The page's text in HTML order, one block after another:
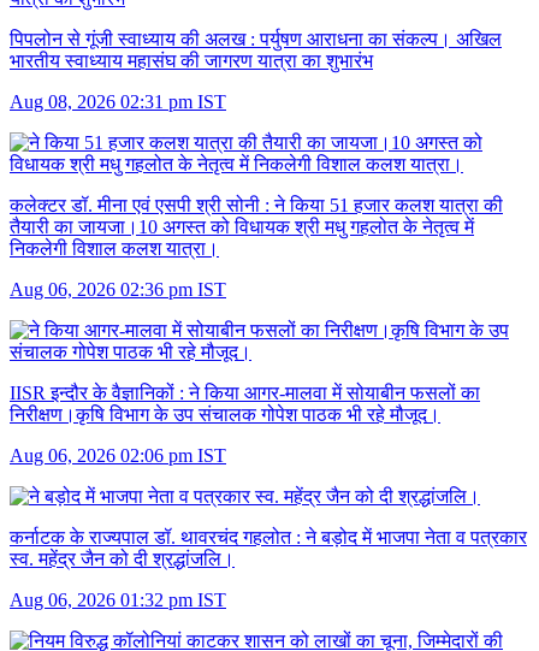
पिपलोन से गूंजी स्वाध्याय की अलख : पर्युषण आराधना का संकल्प। अखिल
भारतीय स्वाध्याय महासंघ की जागरण यात्रा का शुभारंभ
Aug 08, 2026 02:31 pm IST
कलेक्टर डॉ. मीना एवं एसपी श्री सोनी : ने किया 51 हजार कलश यात्रा की
तैयारी का जायजा।10 अगस्त को विधायक श्री मधु गहलोत के नेतृत्व में
निकलेगी विशाल कलश यात्रा।
Aug 06, 2026 02:36 pm IST
IISR इन्दौर के वैज्ञानिकों : ने किया आगर-मालवा में सोयाबीन फसलों का
निरीक्षण।कृषि विभाग के उप संचालक गोपेश पाठक भी रहे मौजूद।
Aug 06, 2026 02:06 pm IST
कर्नाटक के राज्यपाल डॉ. थावरचंद गहलोत : ने बड़ोद में भाजपा नेता व पत्रकार
स्व. महेंद्र जैन को दी श्रद्धांजलि।
Aug 06, 2026 01:32 pm IST